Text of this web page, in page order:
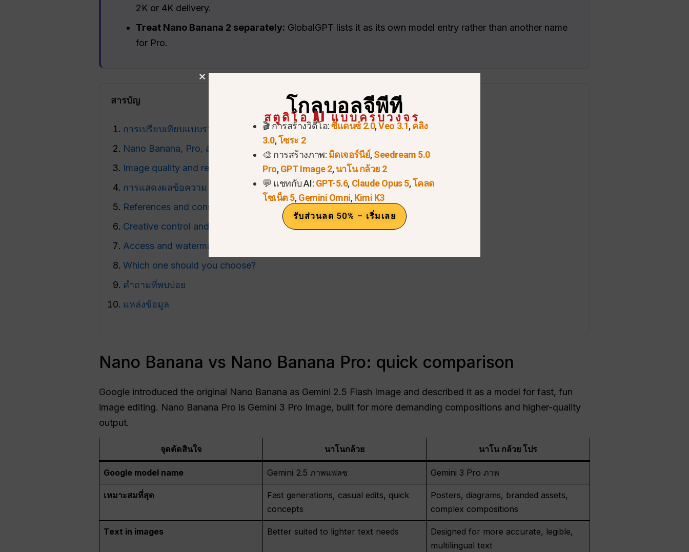
2K or 4K delivery.
Treat Nano Banana 2 separately: GlobalGPT lists it as its own model entry rather than another name
for Pro.
สารบัญ
การเปรียบเทียบแบบรวดเร็ว
Nano Banana, Pro, and Nano Banana 2
Image quality and resolution
การแสดงผลข้อความ
References and consistency
Creative control and grounded visuals
Access and watermarks
Which one should you choose?
คำถามที่พบบ่อย
แหล่งข้อมูล
Nano Banana vs Nano Banana Pro: quick comparison
Google introduced the original Nano Banana as Gemini 2.5 Flash Image and described it as a model for fast, fun
image editing. Nano Banana Pro is Gemini 3 Pro Image, built for more demanding compositions and higher-quality
output.
จุดตัดสินใจ นาโนกล้วย นาโน กล้วย โปร
Google model name Gemini 2.5 ภาพแฟลช Gemini 3 Pro ภาพ
เหมาะสมที่สุด
Fast generations, casual edits, quick
concepts
Posters, diagrams, branded assets,
complex compositions
Text in images Better suited to lighter text needs
Designed for more accurate, legible,
multilingual text
โกลบอลจีพีที
สตูดิโอ AI แบบครบวงจร
🎬 การสร้างวิดีโอ:ซีแดนซ์ 2.0,Veo 3.1,คลิง
3.0,โซระ 2
🎨 การสร้างภาพ: มิดเจอร์นีย์,Seedream 5.0
Pro,GPT Image 2,นาโน กล้วย 2
💬 แชทกับ AI: GPT-5.6, Claude Opus 5,โคลด
โซเน็ต 5,Gemini Omni,Kimi K3
รับส่วนลด 50% – เริ่มเลย